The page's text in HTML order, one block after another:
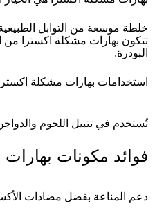
خلطة موسعة من التوابل
تتكون بهارات مشكلة اكسترا من
البودرة.
استخدامات بهارات مشكلة اكسترا
تُستخدم في تتبيل اللحوم
فوائد مكونات
دعم المناعة بفضل مضادات